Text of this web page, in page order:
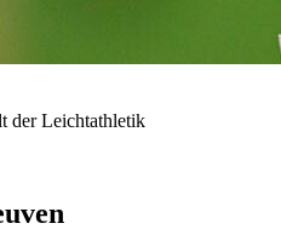
der Leichtathletik